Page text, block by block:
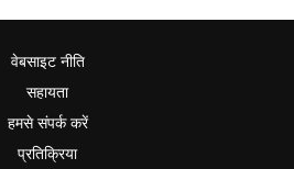
वेबसाइट नीति
सहायता
हमसे संपर्क करें
प्रतिक्रिया